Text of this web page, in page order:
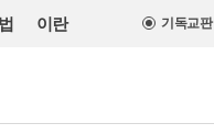
이란 기독교판